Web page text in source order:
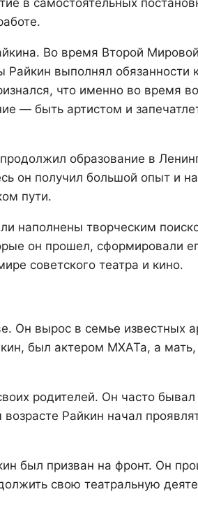
Во время Второй
выполнял обязанности
что именно во время
— быть артистом и
образование в
он получил большой опыт и
пути.
наполнены творческим
он прошел, сформировали
советского театра и кино.
Он вырос в семье известных
был актером МХАТа, а
родителей. Он часто бывал
Райкин начал
был призван на фронт. Он
свою театральную